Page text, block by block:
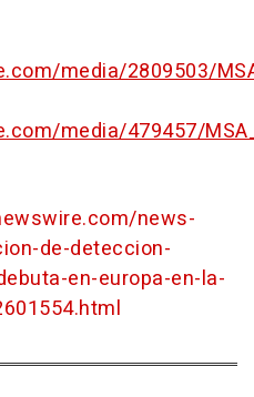
media/2809503/
media/479457/
news-
de-deteccion-
en-europa-en-la-